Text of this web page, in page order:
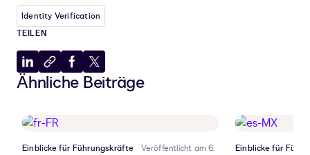
Identity Verification
TEILEN
Auf
LinkedIn
In
Zwischenablage
Auf
Facebook
Auf
X
Ähnliche Beiträge
Einblicke für Führungskräfte
Veröffentlicht am 6.
Einblicke für